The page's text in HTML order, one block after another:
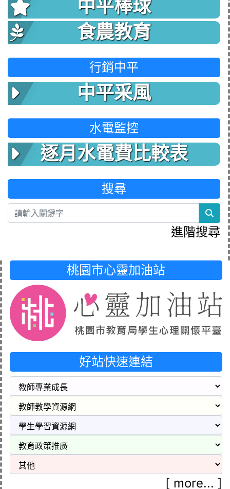
中平棒球
食農教育
行銷中平
中平采風
水電監控
逐月水電費比較表
搜尋
進階搜尋
桃園市心靈加油站
好站快速連結
[ more... ]